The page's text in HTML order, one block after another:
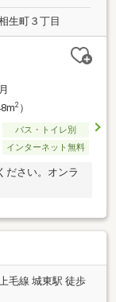
生町３丁目
2）
バス・トイレ別
インターネット無料
ださい。オンラ
毛線 城東駅 徒歩